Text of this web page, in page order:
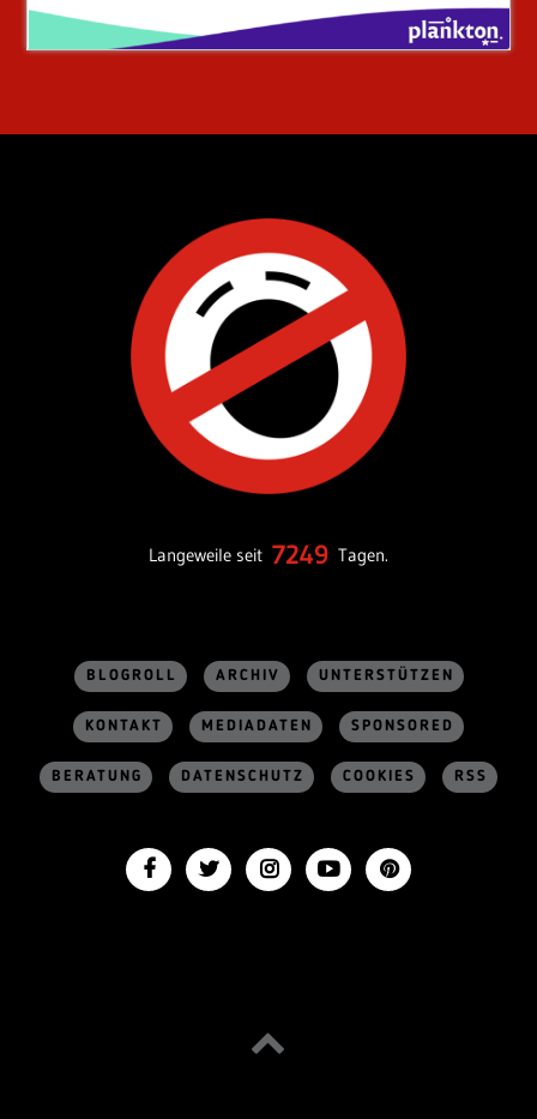
Langeweile seit 7249 Tagen.
BLOGROLL ARCHIV UNTERSTÜTZEN
KONTAKT MEDIADATEN SPONSORED
BERATUNG DATENSCHUTZ COOKIES RSS